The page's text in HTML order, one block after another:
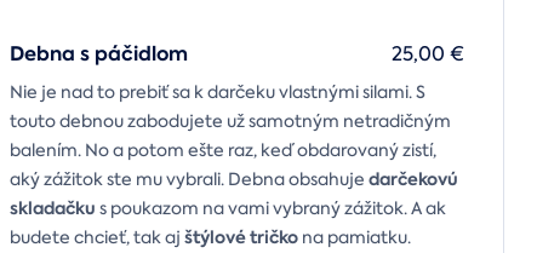
Debna s páčidlom
Nie je nad to prebiť sa k darčeku vlastnými silami. S
touto debnou zabodujete už samotným netradičným
balením. No a potom ešte raz, keď obdarovaný zistí,
aký zážitok ste mu vybrali. Debna obsahuje darčekovú
skladačku s poukazom na vami vybraný zážitok. A ak
budete chcieť, tak aj štýlové tričko na pamiatku.
25,00 €